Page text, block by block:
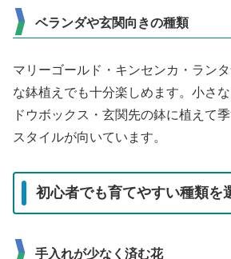
ベランダや玄関向きの種類
マリーゴールド・キンセンカ・ラン
な鉢植えでも十分楽しめます。小さ
ドウボックス・玄関先の鉢に植えて
スタイルが向いています。
初心者でも育てやすい種類を
手入れが少なく済む花